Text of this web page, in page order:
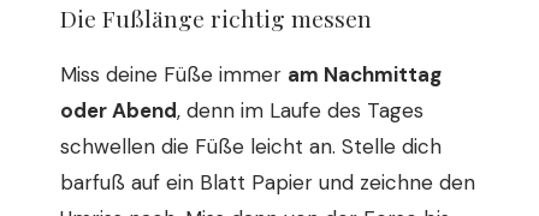
Die Fußlänge richtig messen
Miss deine Füße immer am Nachmittag
oder Abend, denn im Laufe des Tages
schwellen die Füße leicht an. Stelle dich
barfuß auf ein Blatt Papier und zeichne den